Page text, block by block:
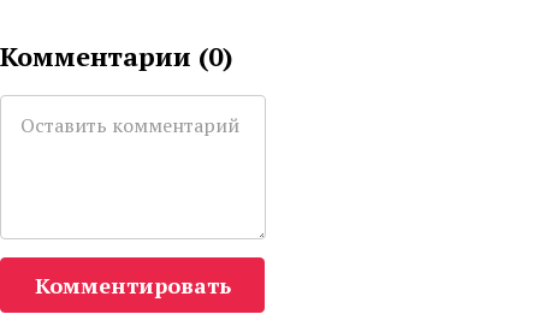
Комментарии (0)
Комментировать